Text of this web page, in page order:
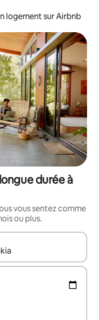
logement sur Airbnb
durée à
vous sentez comme
ou plus.
les flèches vers le